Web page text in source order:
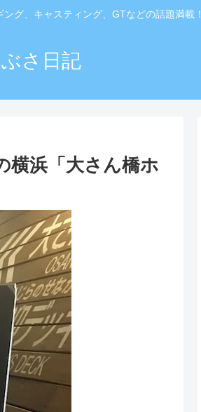
グ、キャスティング、GTなどの話題満載！
さ日記
横浜「大さん橋ホ